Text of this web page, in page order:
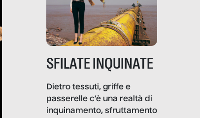
SFILATE INQUINATE
Dietro tessuti, griffe e
passerelle c’è una realtà di
inquinamento, sfruttamento